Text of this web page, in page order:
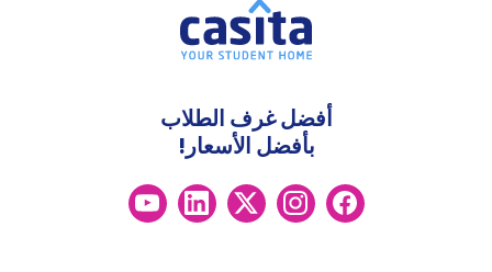
أفضل غرف الطلاب
بأفضل الأسعار!